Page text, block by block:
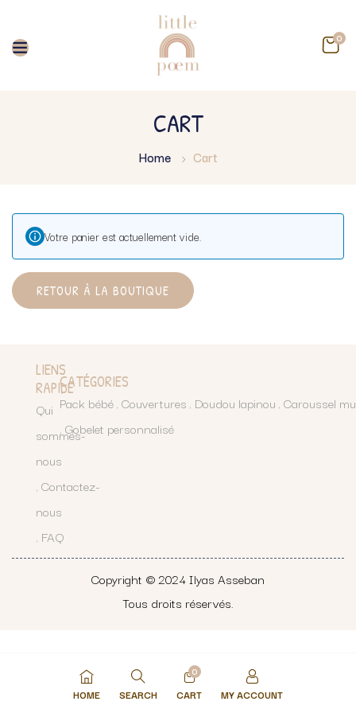
0
CART
Home Cart
Votre panier est actuellement vide.
RETOUR À LA BOUTIQUE
LIENS
RAPIDE
Qui
sommes-
nous
Contactez-
nous
FAQ
CATÉGORIES
Pack bébé Couvertures Doudou lapinou Caroussel
Gobelet personnalisé
Copyright © 2024Ilyas Asseban
Tous droits réservés.
HOME SEARCH
0
CART MY ACCOUNT